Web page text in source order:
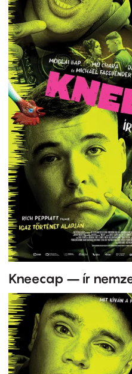
Kneecap – ír